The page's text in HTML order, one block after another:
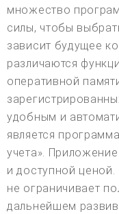
множество
силы, чтобы
зависит будущее
различаются
оперативной
удобным и
является
учета».
и доступной
не ограничивает
дальнейшем